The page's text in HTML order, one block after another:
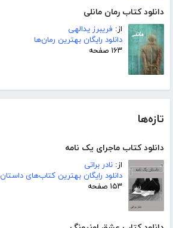
دانلود کتاب رمان مانلی
از: فریبرز یدالهی
دانلود رایگان بهترین رمان‌ها
۱۶۳ صفحه
تازه‌ها
دانلود کتاب ماجرای یک نامه
از: نادر براتی
دانلود رایگان بهترین کتاب‌های داستان
۱۵۳ صفحه